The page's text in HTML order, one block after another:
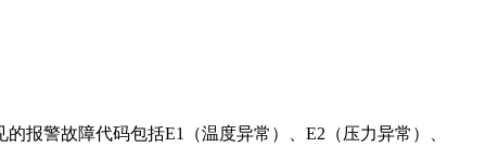
报警故障代码包括E1（温度异常）、E2（压力异常）、